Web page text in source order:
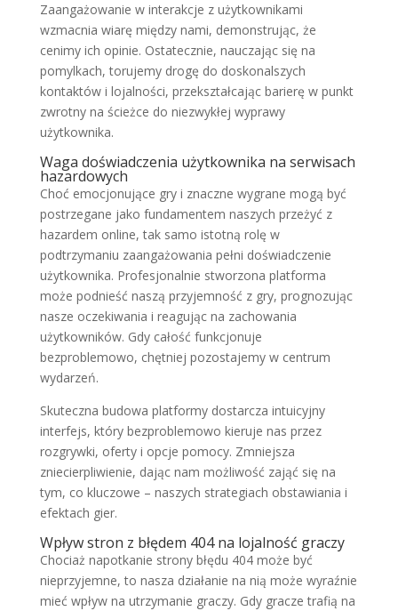
Zaangażowanie w interakcje z użytkownikami
wzmacnia wiarę między nami, demonstrując, że
cenimy ich opinie. Ostatecznie, nauczając się na
pomylkach, torujemy drogę do doskonalszych
kontaktów i lojalności, przekształcając barierę w punkt
zwrotny na ścieżce do niezwykłej wyprawy
użytkownika.
Waga doświadczenia użytkownika na serwisach
hazardowych
Choć emocjonujące gry i znaczne wygrane mogą być
postrzegane jako fundamentem naszych przeżyć z
hazardem online, tak samo istotną rolę w
podtrzymaniu zaangażowania pełni doświadczenie
użytkownika. Profesjonalnie stworzona platforma
może podnieść naszą przyjemność z gry, prognozując
nasze oczekiwania i reagując na zachowania
użytkowników. Gdy całość funkcjonuje
bezproblemowo, chętniej pozostajemy w centrum
wydarzeń.
Skuteczna budowa platformy dostarcza intuicyjny
interfejs, który bezproblemowo kieruje nas przez
rozgrywki, oferty i opcje pomocy. Zmniejsza
zniecierpliwienie, dając nam możliwość zająć się na
tym, co kluczowe – naszych strategiach obstawiania i
efektach gier.
Wpływ stron z błędem 404 na lojalność graczy
Chociaż napotkanie strony błędu 404 może być
nieprzyjemne, to nasza działanie na nią może wyraźnie
mieć wpływ na utrzymanie graczy. Gdy gracze trafią na